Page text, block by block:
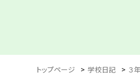
トップページ > 学校日記 > ３